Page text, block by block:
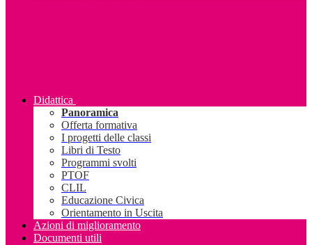
Didattica
Panoramica
Offerta formativa
I progetti delle classi
Libri di Testo
Programmi svolti
PTOF
CLIL
Educazione Civica
Orientamento in Uscita
Azioni di miglioramento
Documenti utili